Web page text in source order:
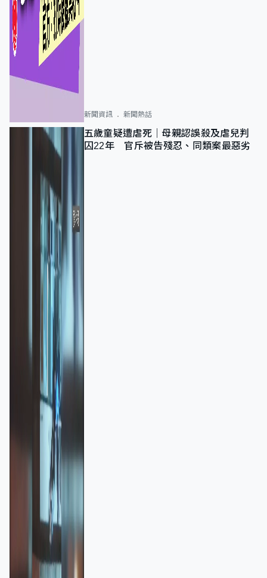
新聞資訊 新聞熱話
五歲童疑遭虐死｜母親認誤殺及虐兒判
囚22年 官斥被告殘忍、同類案最惡劣